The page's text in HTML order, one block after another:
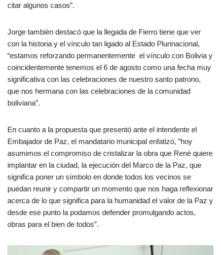
citar algunos casos”.
Jorge también destacó que la llegada de Fierro tiene que ver
con la historia y el vínculo tan ligado al Estado Plurinacional,
“estamos reforzando permanentemente el vínculo con Bolivia y
coincidentemente tenemos el 6 de agosto como una fecha muy
significativa con las celebraciones de nuestro santo patrono,
que nos hermana con las celebraciones de la comunidad
boliviana”.
En cuanto a la propuesta que presentó ante el intendente el
Embajador de Paz, el mandatario municipal enfatizó, ”hoy
asumimos el compromiso de cristalizar la obra que René quiere
implantar en la ciudad, la ejecución del Marco de la Paz, que
significa poner un símbolo en donde todos los vecinos se
puedan reunir y compartir un momento que nos haga reflexionar
acerca de lo que significa para la humanidad el valor de la Paz y
desde ese punto la podamos defender promulgando actos,
obras para el bien de todos”.